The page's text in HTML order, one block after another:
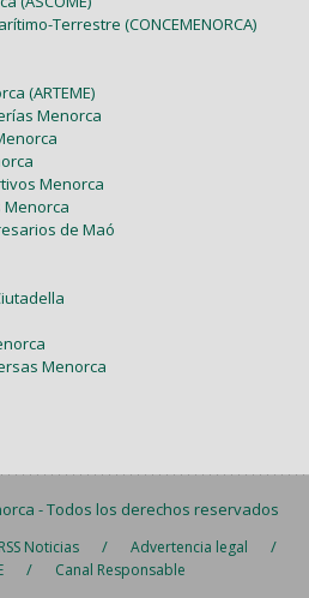
Terrestre (CONCEMENORCA)
(ARTEME)
Menorca
Menorca
Menorca
de Maó
Menorca
- Todos los derechos reservados
RSS Noticias / Advertencia legal /
/ Canal Responsable